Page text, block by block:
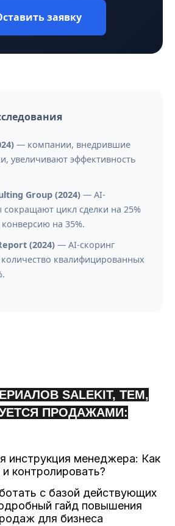
заявку
— компании, внедрившие
увеличивают эффективность
Group (2024) — AI-
сокращают цикл сделки на 25%
на 35%.
(2024) — AI-скоринг
количество квалифицированных
SALEKIT, ТЕМ,
ПРОДАЖАМИ:
инструкция менеджера: Как
контролировать?
с базой действующих
гайд повышения
для бизнеса